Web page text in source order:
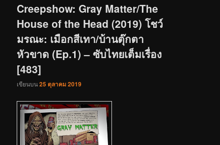
Creepshow: Gray Matter/The
House of the Head (2019) โชว์
มรณะ: เมือกสีเทา/บ้านตุ๊กตา
หัวขาด (Ep.1) – ซับไทยเต็มเรื่อง
[483]
เขียนบน25 ตุลาคม 2019